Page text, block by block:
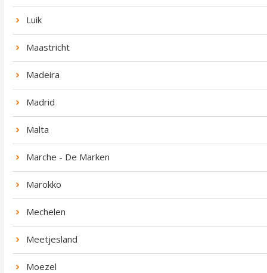
Luik
Maastricht
Madeira
Madrid
Malta
Marche - De Marken
Marokko
Mechelen
Meetjesland
Moezel